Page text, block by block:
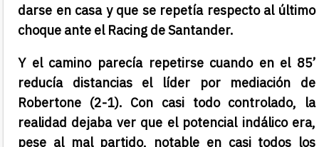
darse en casa y que se repetía respecto al último
choque ante el Racing de Santander.
Y el camino parecía repetirse cuando en el 85’
reducía distancias el líder por mediación de
Robertone (2-1). Con casi todo controlado, la
realidad dejaba ver que el potencial indálico era,
pese al mal partido, notable en casi todos los